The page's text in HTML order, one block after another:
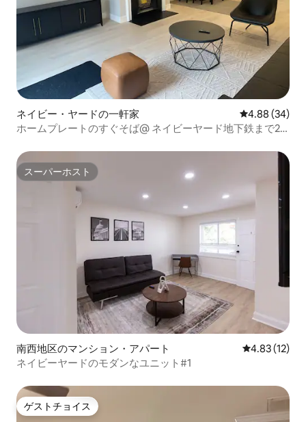
ネイビー・ヤードの一軒家 レビュー34
4.88 (34)
ホームプレートのすぐそば@ ネイビーヤード地下鉄まで2
スーパーホスト
スーパーホスト
南西地区のマンション・アパート レビュー12
4.83 (12)
ネイビーヤードのモダンなユニット#1
ゲストチョイス
ゲストチョイス